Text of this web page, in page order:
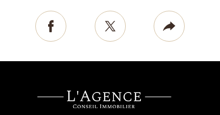
facebooktwitterPlus